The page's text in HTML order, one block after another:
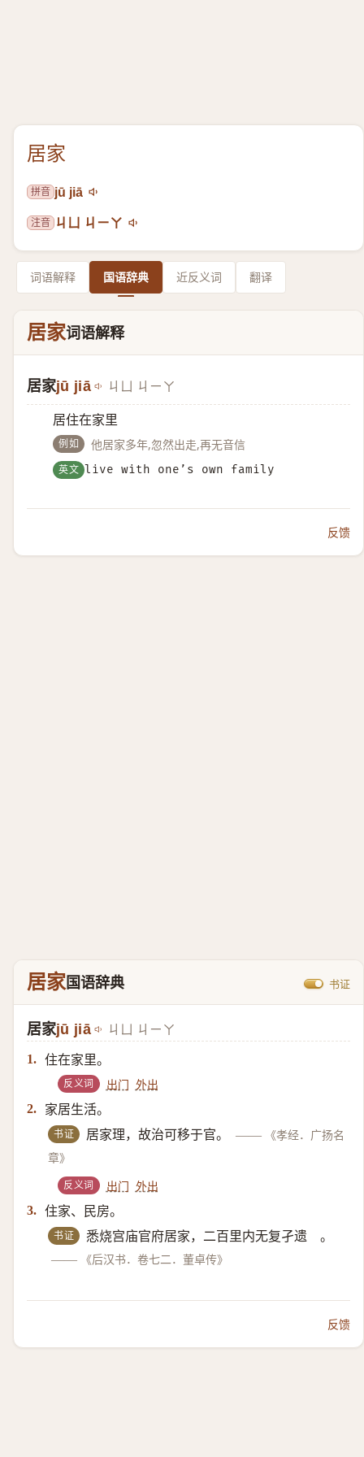
居家
拼音 jū jiā
注音 ㄐㄩ ㄐㄧㄚ
词语解释 国语辞典 近反义词 翻译
居家词语解释
居家jū jiā ㄐㄩ ㄐㄧㄚ
居住在家里
例如 他居家多年,忽然出走,再无音信
英文 live with one’s own family
反馈
居家国语辞典 书证
居家jū jiā ㄐㄩ ㄐㄧㄚ
1. 住在家里。
反义词 出门 外出
2. 家居生活。
书证 居家理，故治可移于官。 ——
《孝经．广扬名
章》
反义词 出门 外出
3. 住家、民房。
书证
悉烧宫庙官府居家，二百里内无复孑遗 。
——
《后汉书．卷七二．董卓传》
反馈